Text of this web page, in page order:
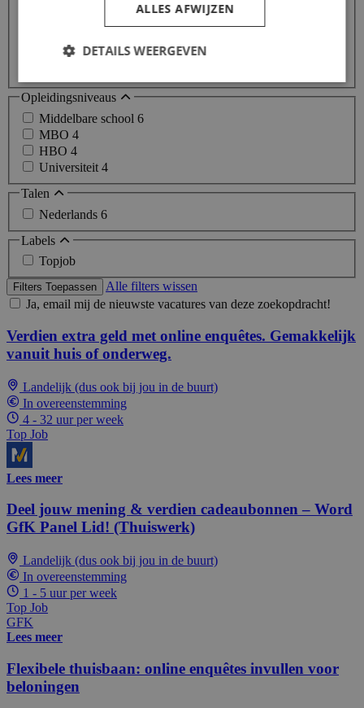
Commercieel / Verkoop / Inkoop17
Horeca / Catering16
Communicatie / Marketing / Reclame / PR
Opleidingsniveaus
Middelbare school 6
MBO 4
HBO 4
Universiteit 4
Talen
Nederlands 6
Labels
Topjob
Filters Toepassen
Alle filters wissen
Ja, email mij de nieuwste vacatures van deze zoekopdracht!
Verdien extra geld met online enquêtes. Gemakkelijk
vanuit huis of onderweg.
Landelijk (dus ook bij jou in de buurt)
In overeenstemming
4 - 32 uur per week
Top Job
Lees meer
Deel jouw mening & verdien cadeaubonnen – Word
GfK Panel Lid! (Thuiswerk)
Landelijk (dus ook bij jou in de buurt)
In overeenstemming
1 - 5 uur per week
Top Job
GFK
Lees meer
Flexibele thuisbaan: online enquêtes invullen voor
beloningen
ALLES AFWIJZEN
DETAILS WEERGEVEN